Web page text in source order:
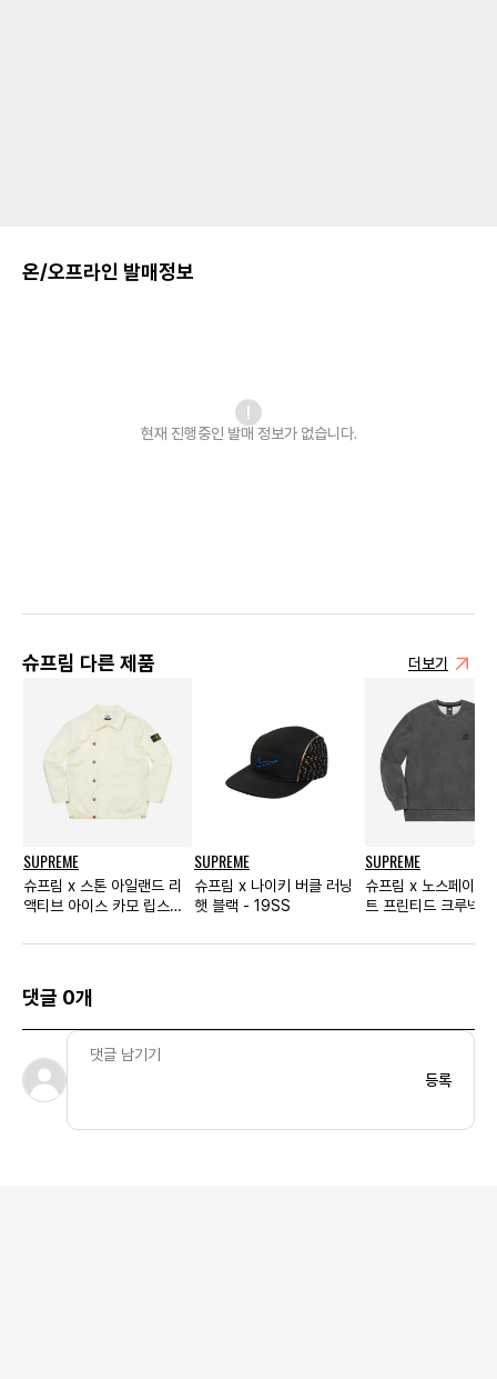
온/오프라인 발매정보
현재 진행중인 발매 정보가 없습니다.
슈프림 다른 제품 더보기
SUPREME
슈프림 x 스톤 아일랜드 리
액티브 아이스 카모 립스탑
SUPREME
슈프림 x 나이키 버클 러닝
햇 블랙 - 19SS
SUPREME
슈프림 x 노스페이스
트 프린티드 크루넥
댓글 0개
등록